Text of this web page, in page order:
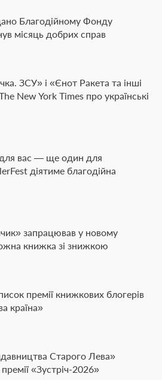
Благодійному Фонду
місяць добрих справ
ЗСУ» і «Єнот Ракета та інші
New York Times про українські
вас — ще один для
діятиме благодійна
запрацював у новому
книжка зі знижкою
премії книжкових блогерів
країна»
Старого Лева»
«Зустріч-2026»